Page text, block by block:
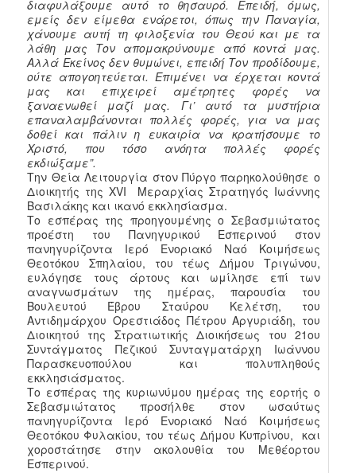
διαφυλάξουμε αυτό το θησαυρό. Επειδή, όμως,
εμείς δεν είμεθα ενάρετοι, όπως την Παναγία,
χάνουμε αυτή τη φιλοξενία του Θεού και με τα
λάθη μας Τον απομακρύνουμε από κοντά μας.
Αλλά Εκείνος δεν θυμώνει, επειδή Τον προδίδουμε,
ούτε απογοητεύεται. Επιμένει να έρχεται κοντά
μας και επιχειρεί αμέτρητες φορές να
ξαναενωθεί μαζί μας. Γι’ αυτό τα μυστήρια
επαναλαμβάνονται πολλές φορές, για να μας
δοθεί και πάλιν η ευκαιρία να κρατήσουμε το
Χριστό, που τόσο ανόητα πολλές φορές
εκδιώξαμε”.
Την Θεία Λειτουργία στον Πύργο παρηκολούθησε ο
Διοικητής της XVI Μεραρχίας Στρατηγός Ιωάννης
Βασιλάκης και ικανό εκκλησίασμα.
Το εσπέρας της προηγουμένης ο Σεβασμιώτατος
προέστη του Πανηγυρικού Εσπερινού στον
πανηγυρίζοντα Ιερό Ενοριακό Ναό Κοιμήσεως
Θεοτόκου Σπηλαίου, του τέως Δήμου Τριγώνου,
ευλόγησε τους άρτους και ωμίλησε επί των
αναγνωσμάτων της ημέρας, παρουσία του
Βουλευτού Έβρου Σταύρου Κελέτση, του
Αντιδημάρχου Ορεστιάδος Πέτρου Αργυριάδη, του
Διοικητού της Στρατιωτικής Διοικήσεως του 21ου
Συντάγματος Πεζικού Συνταγματάρχη Ιωάννου
Παρασκευοπούλου και πολυπληθούς
εκκλησιάσματος.
Το εσπέρας της κυριωνύμου ημέρας της εορτής ο
Σεβασμιώτατος προσήλθε στον ωσαύτως
πανηγυρίζοντα Ιερό Ενοριακό Ναό Κοιμήσεως
Θεοτόκου Φυλακίου, του τέως Δήμου Κυπρίνου, και
χοροστάτησε στην ακολουθία του Μεθέορτου
Εσπερινού.